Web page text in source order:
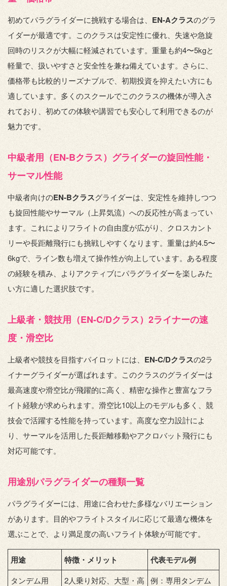
初めてパラグライダーに挑戦する場合は、 EN-Aクラスのグラ
イダーが最適です。このクラスは安定性に優れ、失速や急旋
回時のリスクが大幅に軽減されています。重量も約4〜5kgと
軽量で、扱いやすさと安全性を兼ね備えています。さらに、
価格帯も比較的リーズナブルで、初期投資を抑えたい方にも
適しています。多くのスクールでこのクラスの機体が導入さ
れており、初めての体験や講習でも安心して利用できるのが
魅力です。
中級者用（EN-Bクラス）グライダーの旋回性能・
サーマル性能
中級者向けのEN-Bクラスグライダーは、安定性を維持しつつ
も旋回性能やサーマル（上昇気流）への反応性が高まってい
ます。これによりフライトの自由度が広がり、クロスカント
リーや長距離飛行にも挑戦しやすくなります。重量は約4.5〜
6kgで、ライン数も増えて操作性が向上しています。ある程度
の経験を積み、よりアクティブにパラグライダーを楽しみた
い方に適した選択肢です。
上級者・競技用（EN-C/Dクラス）2ライナーの速
度・滑空比
上級者や競技を目指すパイロットには、 EN-C/Dクラスの2ラ
イナーグライダーが選ばれます。このクラスのグライダーは
最高速度や滑空比が飛躍的に高く、精密な操作と豊富なフラ
イト経験が求められます。滑空比10以上のモデルも多く、競
技会で活躍する性能を持っています。高度な空力設計によ
り、サーマルを活用した長距離移動やアクロバット飛行にも
対応可能です。
用途別パラグライダーの種類一覧
パラグライダーには、用途に合わせた多様なバリエーション
があります。目的やフライトスタイルに応じて最適な機体を
選ぶことで、より満足度の高いフライト体験が可能です。
用途 特徴・メリット 代表モデル例
タンデム用
2人乗り対応、大型・高 例：専用タンデム